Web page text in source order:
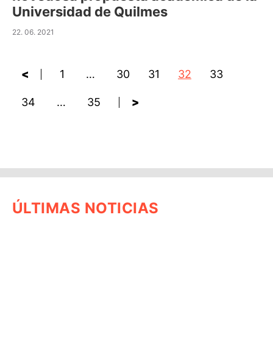
Universidad de Quilmes
22. 06. 2021
< 1 … 30 31 32 33
34 … 35 >
ÚLTIMAS NOTICIAS